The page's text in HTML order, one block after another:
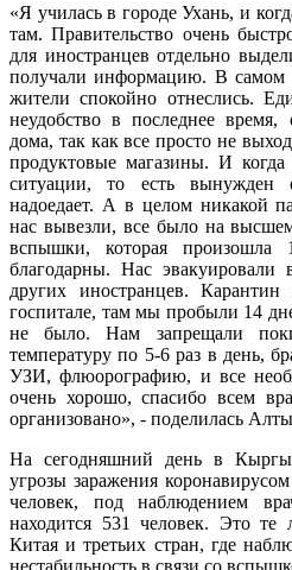
«Я училась в городе Ухань, и
там. Правительство очень
для иностранцев отдельно
получали информацию. В самом
жители спокойно отнеслись.
неудобство в последнее время,
дома, так как все просто не
продуктовые магазины. И когда
ситуации, то есть вынужден
надоедает. А в целом никакой
нас вывезли, все было на
вспышки, которая
благодарны. Нас эвакуировали
других иностранцев.
госпитале, там мы пробыли 14
не было. Нам запрещали
температуру по 5-6 раз в день,
УЗИ, флюорографию, и все
очень хорошо, спасибо всем
организовано», - поделилась
На сегодняшний день в
угрозы заражения
человек, под наблюдением
находится 531 человек. Это
Китая и третьих стран, где
нестабильность в связи со